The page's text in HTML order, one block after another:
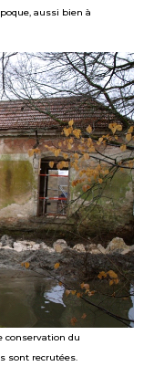
aussi bien à
conservation du
sont recrutées.